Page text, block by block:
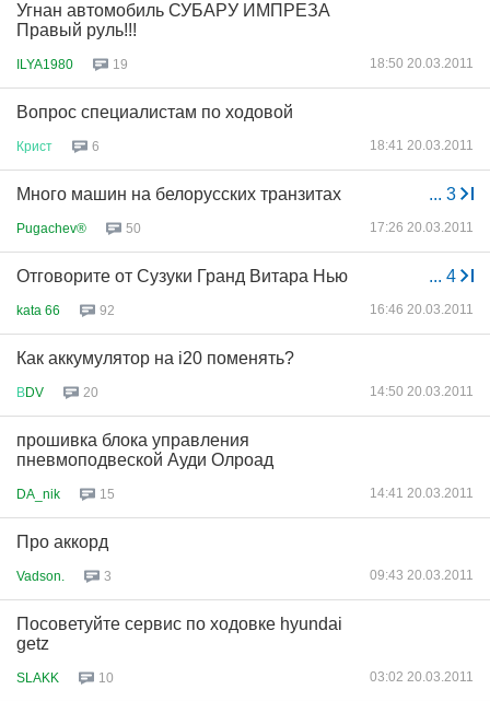
Угнан автомобиль СУБАРУ ИМПРЕЗА
Правый руль!!!
ILYA1980 19 18:50 20.03.2011
Вопрос специалистам по ходовой
Крист 6 18:41 20.03.2011
... 3
Много машин на белорусских транзитах
Pugachev® 50 17:26 20.03.2011
... 4
Отговорите от Сузуки Гранд Витара Нью
kata 66 92 16:46 20.03.2011
Как аккумулятор на i20 поменять?
ВDV 20 14:50 20.03.2011
прошивка блока управления
пневмоподвеской Ауди Олроад
DA_nik 15 14:41 20.03.2011
Про аккорд
Vadson. 3 09:43 20.03.2011
Посоветуйте сервис по ходовке hyundai
getz
SLAKK 10 03:02 20.03.2011